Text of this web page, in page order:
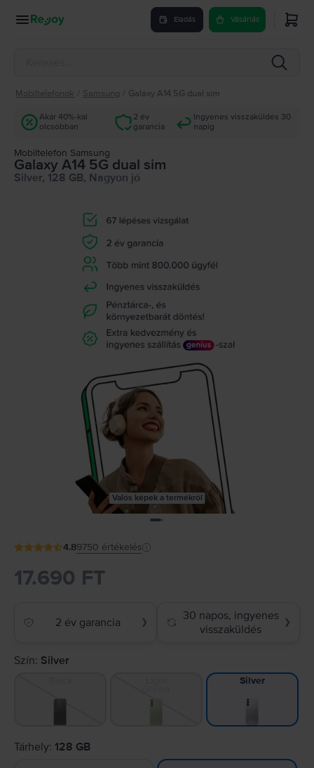
Eladás Vásárlás
Mobiltelefonok Samsung Galaxy A14 5G dual sim
Akár 40%-kal
olcsóbban
2 év
garancia
Ingyenes visszaküldés 30
napig
Mobiltelefon Samsung
Galaxy A14 5G dual sim
Silver, 128 GB, Nagyon jó
Valós képek a termékről
4.89750 értékelés
17.690 FT
2 év garancia ❯
30 napos, ingyenes
visszaküldés
❯
Szín: Silver
Silver
Tárhely: 128 GB